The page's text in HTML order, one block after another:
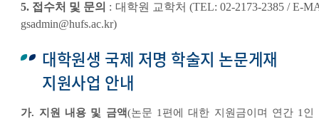
5. 접수처 및 문의 : 대학원 교학처 (TEL: 02-2173-2385 / E-
gsadmin@hufs.ac.kr)
대학원생 국제 저명 학술지 논문게재
지원사업 안내
가. 지원 내용 및 금액(논문 1편에 대한 지원금이며 연간 1인